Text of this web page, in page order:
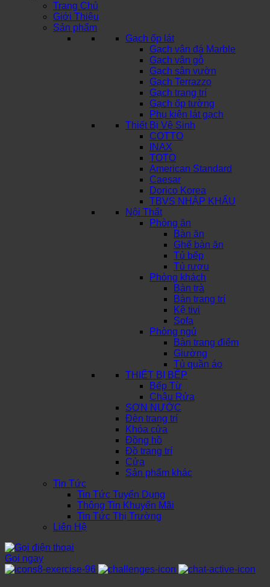
Trang Chủ
Giới Thiệu
Sản phẩm
Gạch ốp lát
Gạch vân đá Marble
Gạch vân gỗ
Gạch sân vườn
Gạch Terrazzo
Gạch trang trí
Gạch ốp tường
Phụ kiện lát gạch
Thiết Bị Vệ Sinh
COTTO
INAX
TOTO
American Standard
Caesar
Dorico Korea
TBVS NHẬP KHẨU
Nội Thất
Phòng ăn
Bàn ăn
Ghế bàn ăn
Tủ bếp
Tủ rượu
Phòng khách
Bàn trà
Bàn trang trí
Kệ tivi
Sofa
Phòng ngủ
Bàn trang điểm
Giường
Tủ quần áo
THIẾT BỊ BẾP
Bếp Từ
Chậu Rửa
SƠN NƯỚC
Đèn trang trí
Khóa cửa
Đồng hồ
Đồ trang trí
Cửa
Sản phẩm khác
Tin Tức
Tin Tức Tuyển Dụng
Thông Tin Khuyến Mãi
Tin Tức Thị Trường
Liên Hệ
Gọi ngay